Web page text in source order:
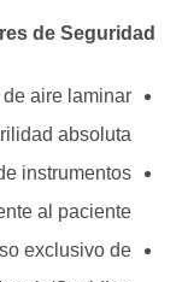
de Seguridad:
de aire laminar
absoluta.
instrumentos
al paciente.
exclusivo de